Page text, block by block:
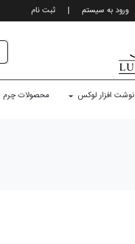
ورود به سيستم | ثبت نام
نوشت افزار لوکس محصولات چرم